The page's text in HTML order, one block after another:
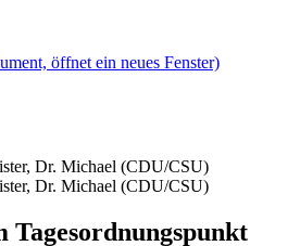
öffnet ein neues Fenster)
Dr. Michael (CDU/CSU)
Dr. Michael (CDU/CSU)
Tagesordnungspunkt